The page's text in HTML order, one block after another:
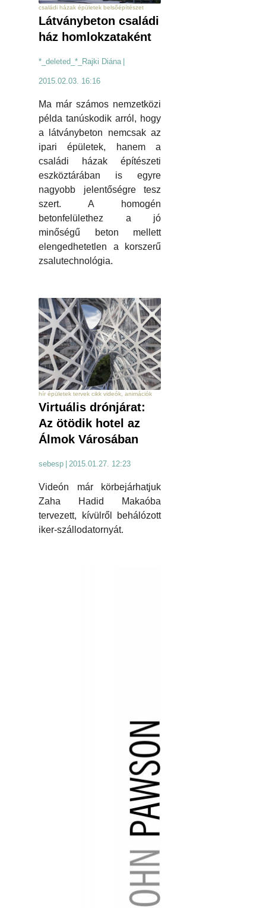
családi házak épületek belsőépítészet
Látványbeton családi
ház homlokzataként
*_deleted_*_Rajki Diána
2015.02.03. 16:16
Ma már számos nemzetközi
példa tanúskodik arról, hogy
a látványbeton nemcsak az
ipari épületek, hanem a
családi házak építészeti
eszköztárában is egyre
nagyobb jelentőségre tesz
szert. A homogén
betonfelülethez a jó
minőségű beton mellett
elengedhetetlen a korszerű
zsalutechnológia.
hír épületek tervek cikk videók, animációk
Virtuális drónjárat:
Az ötödik hotel az
Álmok Városában
sebesp 2015.01.27. 12:23
Videón már körbejárhatjuk
Zaha Hadid Makaóba
tervezett, kívülről behálózott
iker-szállodatornyát.